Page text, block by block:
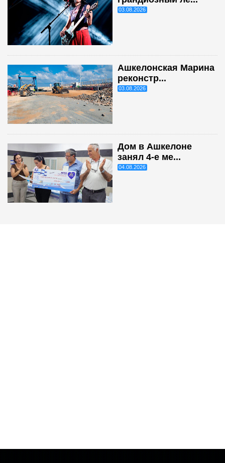
03.08.2026
Ашкелонская Марина
реконстр...
03.08.2026
Дом в Ашкелоне
занял 4-е ме...
04.08.2026